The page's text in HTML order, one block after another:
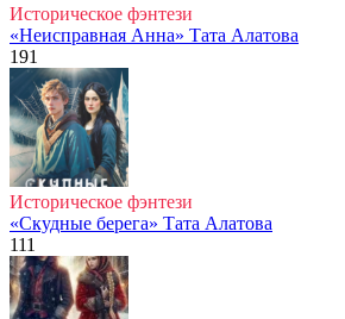
Историческое фэнтези
«Неисправная Анна» Тата Алатова
191
Историческое фэнтези
«Скудные берега» Тата Алатова
111